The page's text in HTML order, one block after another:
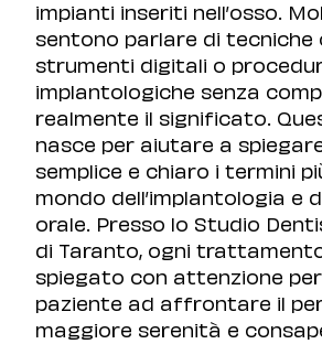
impianti inseriti nell’osso.
sentono parlare di tecniche
strumenti digitali o
implantologiche senza
realmente il significato.
nasce per aiutare a
semplice e chiaro i termini
mondo dell’implantologia e
orale. Presso lo Studio
di Taranto, ogni
spiegato con attenzione
paziente ad affrontare il
maggiore serenità e